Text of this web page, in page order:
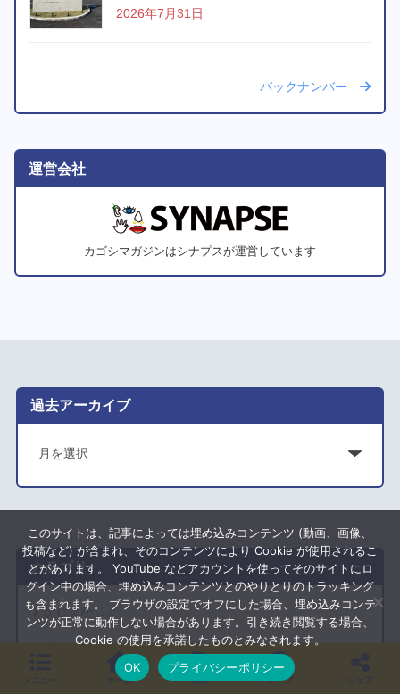
2026年7月31日
バックナンバー
運営会社
カゴシマガジンはシナプスが運営しています
過去アーカイブ
ア
カ
イ
ブ
カテゴリ
かじょかじょ
食べる
ホーム 検索 トップ
このサイトは、記事によっては埋め込みコンテンツ (動画、画像、
投稿など) が含まれ、そのコンテンツにより Cookie が使用されるこ
とがあります。 YouTube などアカウントを使ってそのサイトにロ
グイン中の場合、埋め込みコンテンツとのやりとりのトラッキング
も含まれます。 ブラウザの設定でオフにした場合、埋め込みコンテ
ンツが正常に動作しない場合があります。引き続き閲覧する場合、
Cookie の使用を承諾したものとみなされます。
OK
プライバシーポリシー